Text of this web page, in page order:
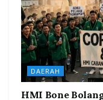
DAERAH
HMI Bone